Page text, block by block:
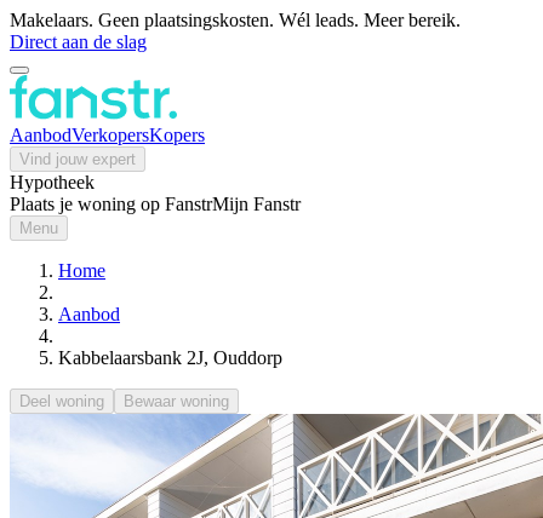
Makelaars. Geen plaatsingskosten. Wél leads. Meer bereik.
Direct aan de slag
AanbodVerkopersKopers
Vind jouw expert
Hypotheek
Plaats je woning op FanstrMijn Fanstr
Menu
Home
Aanbod
Kabbelaarsbank 2J, Ouddorp
Deel woning Bewaar woning